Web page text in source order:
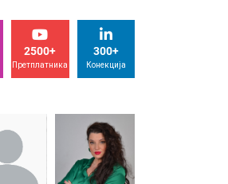
2500+
Претплатника
300+
Конекција